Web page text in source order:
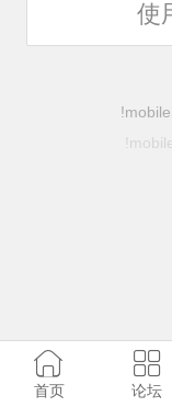
使
首页 论坛